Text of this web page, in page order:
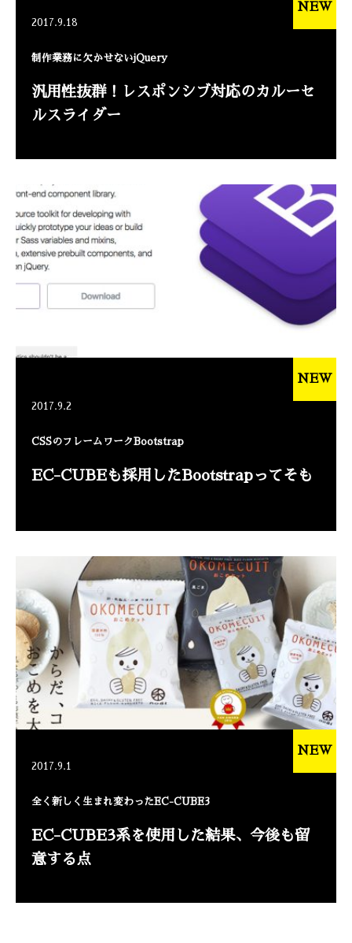
2017.9.18
制作業務に欠かせないjQuery
汎用性抜群！レスポンシブ対応のカルーセ
ルスライダー
NEW
2017.9.2
CSSのフレームワークBootstrap
EC-CUBEも採用したBootstrapってそも
NEW
2017.9.1
全く新しく生まれ変わったEC-CUBE3
EC-CUBE3系を使用した結果、今後も留
意する点
NEW